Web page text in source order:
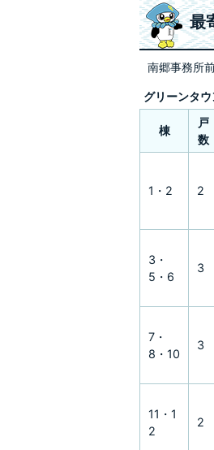
最
南郷事務所
グリーンタ
棟
戸
数
1・2 2
3・
5・6
3
7・
8・10
3
11・1
2
2